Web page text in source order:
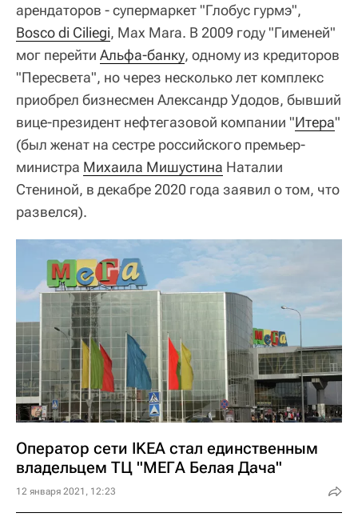
арендаторов - супермаркет "Глобус гурмэ",
Bosco di Ciliegi, Max Mara. В 2009 году "Гименей"
мог перейти Альфа-банку, одному из кредиторов
"Пересвета", но через несколько лет комплекс
приобрел бизнесмен Александр Удодов, бывший
вице-президент нефтегазовой компании "Итера"
(был женат на сестре российского премьер-
министра Михаила Мишустина Наталии
Стениной, в декабре 2020 года заявил о том, что
развелся).
Оператор сети IKEA стал единственным
владельцем ТЦ "МЕГА Белая Дача"
12 января 2021, 12:23